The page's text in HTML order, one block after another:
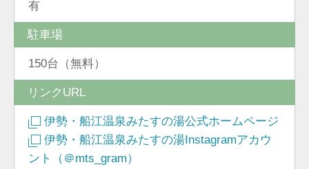
有
駐車場
150台（無料）
リンクURL
伊勢・船江温泉みたすの湯公式ホームページ
伊勢・船江温泉みたすの湯Instagramアカウ
ント（＠mts_gram）